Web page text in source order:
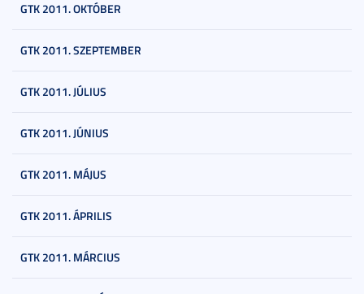
GTK 2011. OKTÓBER
GTK 2011. SZEPTEMBER
GTK 2011. JÚLIUS
GTK 2011. JÚNIUS
GTK 2011. MÁJUS
GTK 2011. ÁPRILIS
GTK 2011. MÁRCIUS